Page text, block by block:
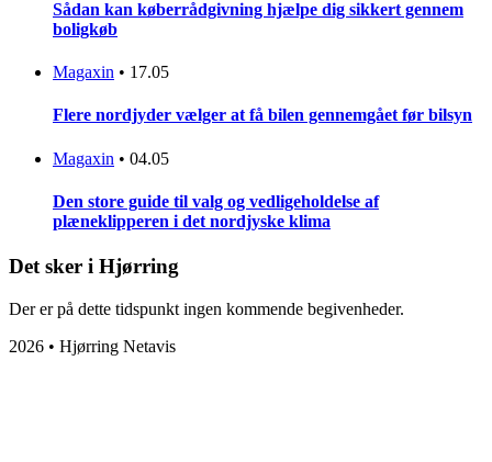
Sådan kan køberrådgivning hjælpe dig sikkert gennem
boligkøb
Magaxin • 17.05
Flere nordjyder vælger at få bilen gennemgået før bilsyn
Magaxin • 04.05
Den store guide til valg og vedligeholdelse af
plæneklipperen i det nordjyske klima
Det sker i Hjørring
Der er på dette tidspunkt ingen kommende begivenheder.
2026 • Hjørring Netavis